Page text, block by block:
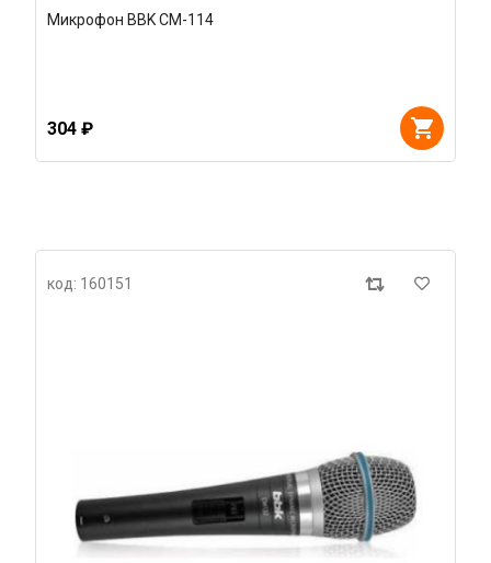
Микрофон BBK CM-114
304 ₽
код: 160151